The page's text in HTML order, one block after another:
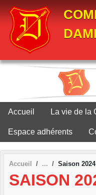
Accueil La vie de la
Espace adhérents
Accueil Saison 2024
SAISON
Panneau de gestion des